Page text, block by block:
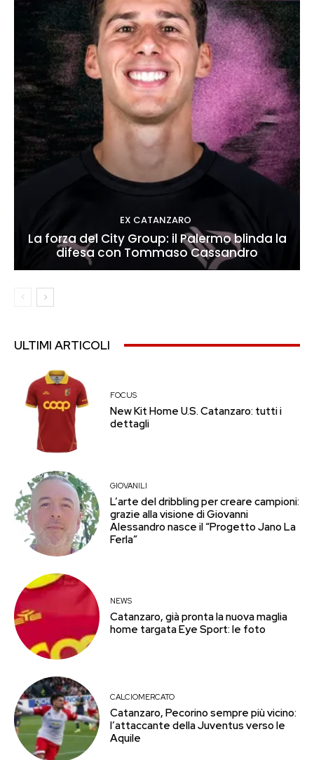
EX CATANZARO
La forza del City Group: il Palermo blinda la
difesa con Tommaso Cassandro
ULTIMI ARTICOLI
FOCUS
New Kit Home U.S. Catanzaro: tutti i
dettagli
GIOVANILI
L’arte del dribbling per creare campioni:
grazie alla visione di Giovanni
Alessandro nasce il “Progetto Jano La
Ferla”
NEWS
Catanzaro, già pronta la nuova maglia
home targata Eye Sport: le foto
CALCIOMERCATO
Catanzaro, Pecorino sempre più vicino:
l’attaccante della Juventus verso le
Aquile